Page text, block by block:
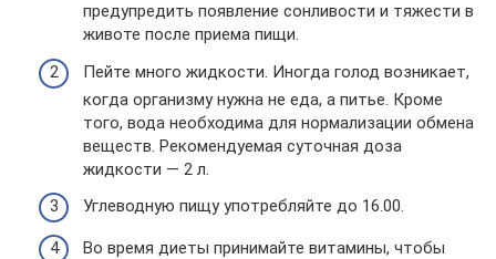
предупредить появление сонливости и тяжести в
животе после приема пищи.
Пейте много жидкости. Иногда голод возникает,
когда организму нужна не еда, а питье. Кроме
того, вода необходима для нормализации обмена
веществ. Рекомендуемая суточная доза
жидкости — 2 л.
Углеводную пищу употребляйте до 16.00.
Во время диеты принимайте витамины, чтобы